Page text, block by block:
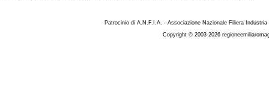
Patrocinio di A.N.F.I.A. - Associazione Nazionale Filiera
Copyright © 2003-2026